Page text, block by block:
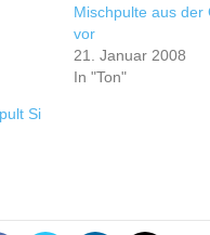
Mischpulte aus der
vor
21. Januar 2008
In "Ton"
Si